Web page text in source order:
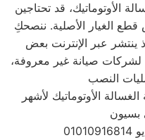
الأوتوماتيك، قد تحتاجين
الغيار الأصلية. ننصحكِ
ينتشر عبر الإنترنت بعض
لشركات صيانة غير معروفة،
الأوتوماتيك لأشهر